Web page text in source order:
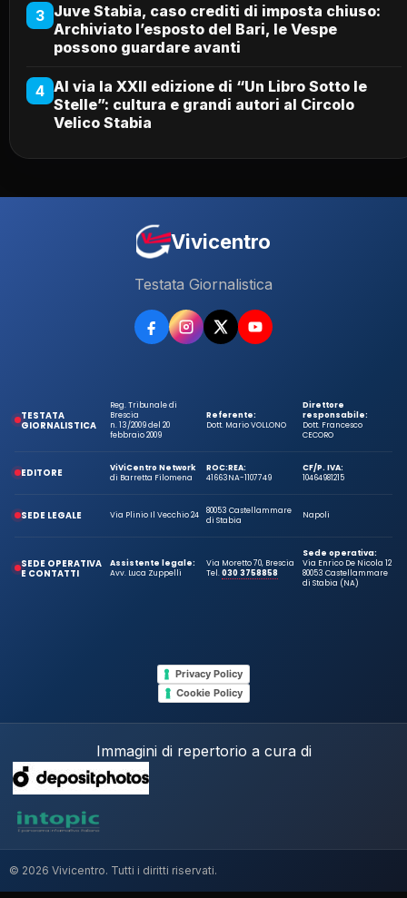
3 Juve Stabia, caso crediti di imposta chiuso:
Archiviato l’esposto del Bari, le Vespe
possono guardare avanti
4 Al via la XXII edizione di “Un Libro Sotto le
Stelle”: cultura e grandi autori al Circolo
Velico Stabia
Vivicentro
Testata Giornalistica
TESTATA
GIORNALISTICA
Reg. Tribunale di
Brescia
n. 13/2009 del 20
febbraio 2009
Referente:
Dott. Mario VOLLONO
Direttore
responsabile:
Dott. Francesco
CECORO
EDITORE
ViViCentro Network
di Barretta Filomena
ROC:
41663
REA:
NA-1107749
CF/P. IVA:
10464981215
SEDE LEGALE Via Plinio Il Vecchio 24
80053 Castellammare
di Stabia
Napoli
SEDE OPERATIVA
E CONTATTI
Assistente legale:
Avv. Luca Zuppelli
Via Moretto 70, Brescia
Tel.030 3758858
Sede operativa:
Via Enrico De Nicola 12
80053 Castellammare
di Stabia (NA)
Privacy Policy
Cookie Policy
Immagini di repertorio a cura di
© 2026 Vivicentro. Tutti i diritti riservati.